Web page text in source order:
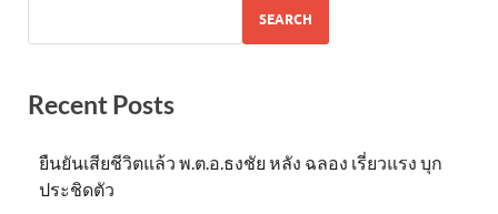
SEARCH
Recent Posts
ยืนยันเสียชีวิตแล้ว พ.ต.อ.ธงชัย หลัง ฉลอง เรี่ยวแรง บุก
ประชิดตัว